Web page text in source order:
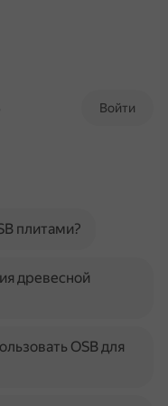
Войти
плитами?
древесной
OSB для